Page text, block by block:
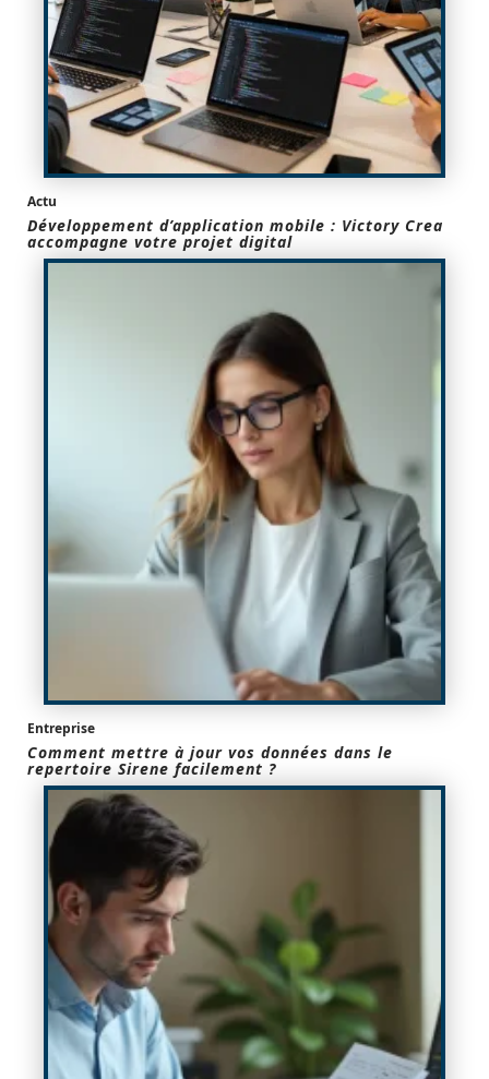
Actu
Développement d’application mobile : Victory Crea
accompagne votre projet digital
Entreprise
Comment mettre à jour vos données dans le
repertoire Sirene facilement ?